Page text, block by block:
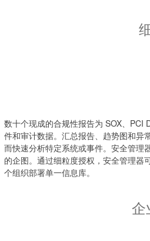
数十个现成的合规性报告为 SOX、PCI
件和审计数据。汇总报告、趋势图和异
而快速分析特定系统或事件。安全管理
的企图。通过细粒度授权，安全管理器
个组织部署单一信息库。
企